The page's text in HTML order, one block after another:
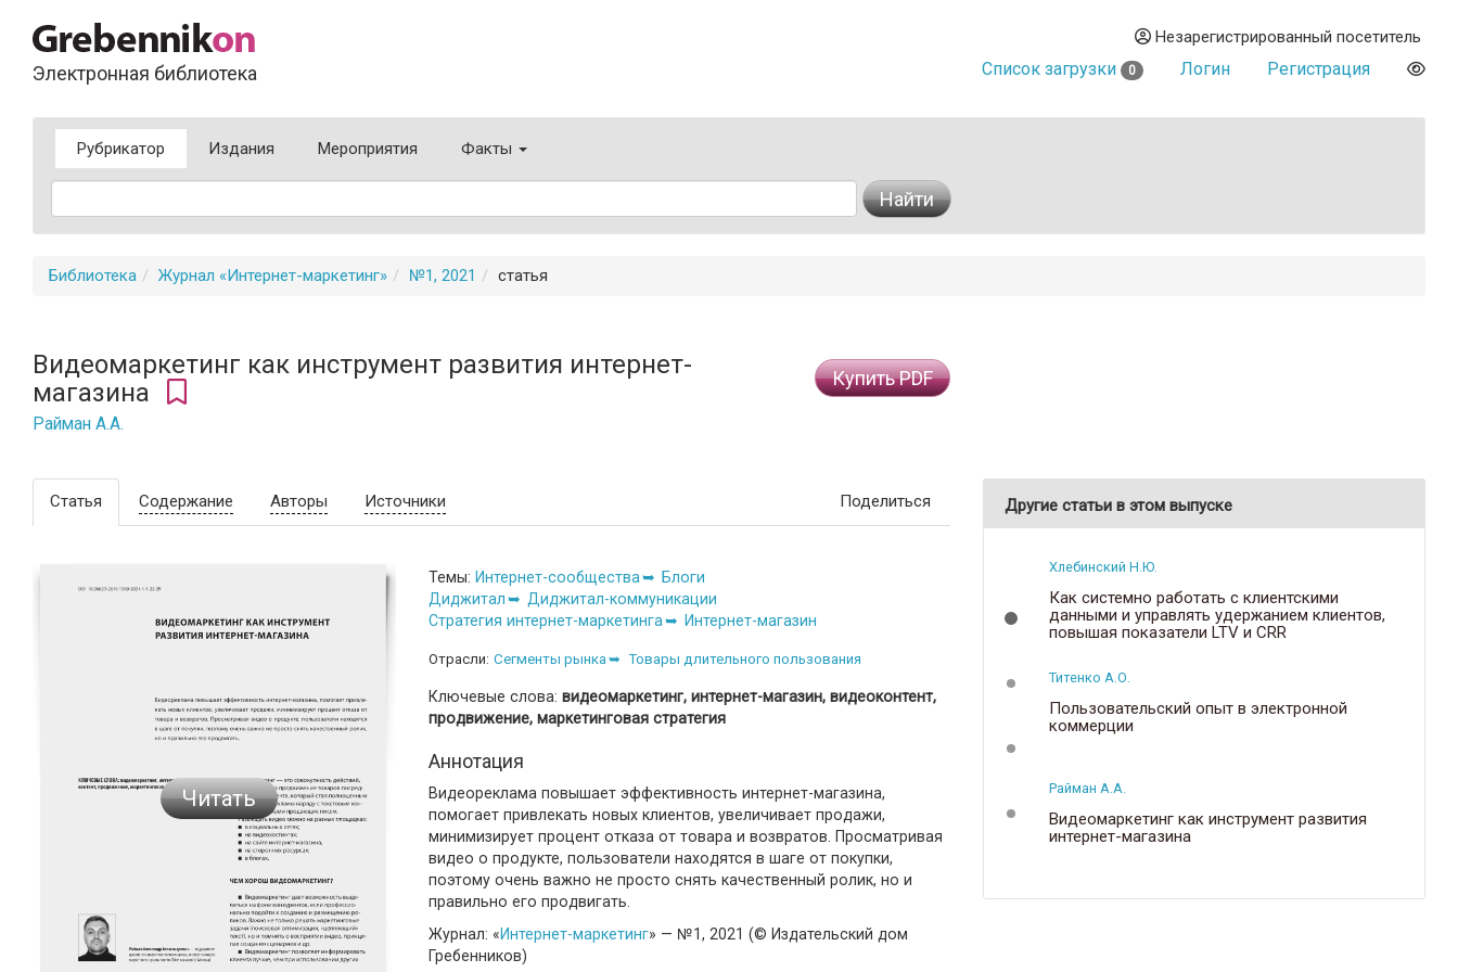
Электронная библиотека
Незарегистрированный посетитель
Список загрузки 0 Логин Регистрация
Рубрикатор Издания Мероприятия Факты
Найти
Библиотека Журнал «Интернет-маркетинг» №1, 2021 статья
Видеомаркетинг как инструмент развития интернет-
магазина
Райман А.А.
Купить PDF
Статья Содержание Авторы Источники Поделиться
Читать
Темы: Интернет-сообщества
Блоги
Диджитал
Диджитал-коммуникации
Стратегия интернет-маркетинга
Интернет-магазин
Отрасли: Сегменты рынка Товары длительного пользования
Ключевые слова: видеомаркетинг, интернет-магазин, видеоконтент,
продвижение, маркетинговая стратегия
Аннотация
Видеореклама повышает эффективность интернет-магазина,
помогает привлекать новых клиентов, увеличивает продажи,
минимизирует процент отказа от товара и возвратов. Просматривая
видео о продукте, пользователи находятся в шаге от покупки,
поэтому очень важно не просто снять качественный ролик, но и
правильно его продвигать.
Журнал: «Интернет-маркетинг» — №1, 2021 (© Издательский дом
Гребенников)
Другие статьи в этом выпуске
Хлебинский Н.Ю.
Как системно работать с клиентскими
данными и управлять удержанием клиентов,
повышая показатели LTV и CRR
Титенко А.О.
Пользовательский опыт в электронной
коммерции
Райман А.А.
Видеомаркетинг как инструмент развития
интернет-магазина